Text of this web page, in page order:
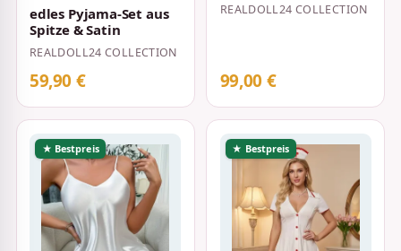
edles Pyjama-Set aus
Spitze & Satin
REALDOLL24 COLLECTION
59,90 €
REALDOLL24 COLLECTION
99,00 €
★ Bestpreis ★ Bestpreis